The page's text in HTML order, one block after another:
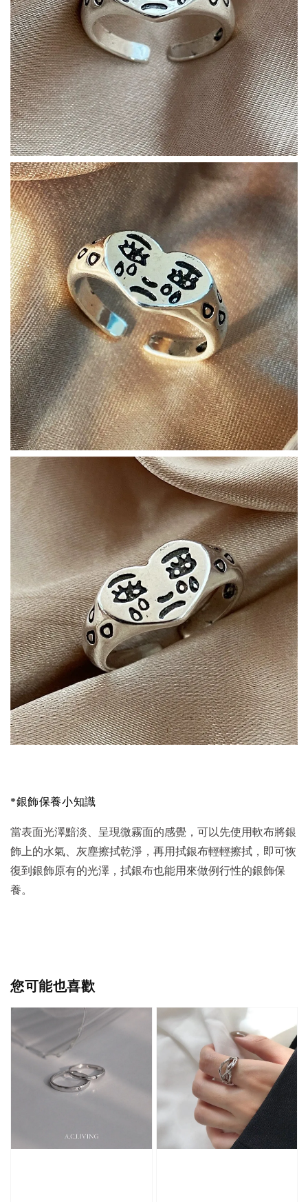
*銀飾保養小知識
當表面光澤黯淡、呈現微霧面的感覺，可以先使用軟布將銀
飾上的水氣、灰塵擦拭乾淨，再用拭銀布輕輕擦拭，即可恢
復到銀飾原有的光澤，拭銀布也能用來做例行性的銀飾保
養。
您可能也喜歡